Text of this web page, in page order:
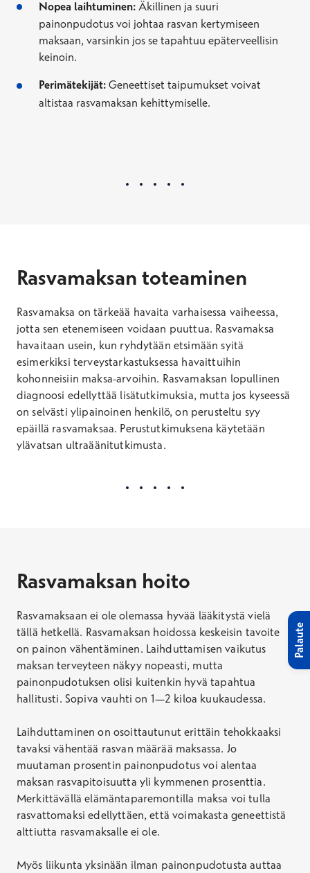
Nopea laihtuminen: Äkillinen ja suuri
painonpudotus voi johtaa rasvan kertymiseen
maksaan, varsinkin jos se tapahtuu epäterveellisin
keinoin.
Perimätekijät: Geneettiset taipumukset voivat
altistaa rasvamaksan kehittymiselle.
Rasvamaksan toteaminen
Rasvamaksa on tärkeää havaita varhaisessa vaiheessa,
jotta sen etenemiseen voidaan puuttua. Rasvamaksa
havaitaan usein, kun ryhdytään etsimään syitä
esimerkiksi terveystarkastuksessa havaittuihin
kohonneisiin maksa-arvoihin. Rasvamaksan lopullinen
diagnoosi edellyttää lisätutkimuksia, mutta jos kyseessä
on selvästi ylipainoinen henkilö, on perusteltu syy
epäillä rasvamaksaa. Perustutkimuksena käytetään
ylävatsan ultraäänitutkimusta.
Rasvamaksan hoito
Rasvamaksaan ei ole olemassa hyvää lääkitystä vielä
tällä hetkellä. Rasvamaksan hoidossa keskeisin tavoite
on painon vähentäminen. Laihduttamisen vaikutus
maksan terveyteen näkyy nopeasti, mutta
painonpudotuksen olisi kuitenkin hyvä tapahtua
hallitusti. Sopiva vauhti on 1—2 kiloa kuukaudessa.
Laihduttaminen on osoittautunut erittäin tehokkaaksi
tavaksi vähentää rasvan määrää maksassa. Jo
muutaman prosentin painonpudotus voi alentaa
maksan rasvapitoisuutta yli kymmenen prosenttia.
Merkittävällä elämäntaparemontilla maksa voi tulla
rasvattomaksi edellyttäen, että voimakasta geneettistä
alttiutta rasvamaksalle ei ole.
Myös liikunta yksinään ilman painonpudotusta auttaa
Palaute